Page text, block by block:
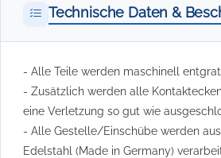
Technische Daten &
- Alle Teile werden maschinell
- Zusätzlich werden alle
eine Verletzung so gut wie
- Alle Gestelle/Einschübe werden
Edelstahl (Made in Germany)